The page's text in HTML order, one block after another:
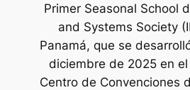
Primer Seasonal School
and Systems Society
Panamá, que se
diciembre de 2025 en
Centro de Convenciones